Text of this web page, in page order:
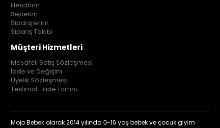
Hesabım
Sepetim
Siparişlerim
Sipariş Takibi
Müşteri Hizmetleri
Mesafeli Satış Sözleşmesi
İade ve Değişim
Üyelik Sözleşmesi
Teslimat-İade Formu
Mojo Bebek olarak 2014 yılında 0-16 yaş bebek ve çocuk giyim